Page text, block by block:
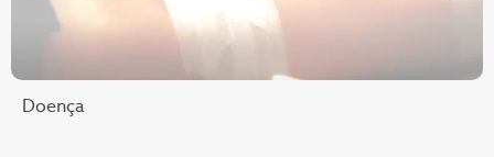
Doença